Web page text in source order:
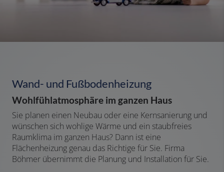
Wand- und Fußbodenheizung
Wohlfühlatmosphäre im ganzen Haus
Sie planen einen Neubau oder eine Kernsanierung und
wünschen sich wohlige Wärme und ein staubfreies
Raumklima im ganzen Haus? Dann ist eine
Flächenheizung genau das Richtige für Sie. Firma
Böhmer übernimmt die Planung und Installation für Sie.